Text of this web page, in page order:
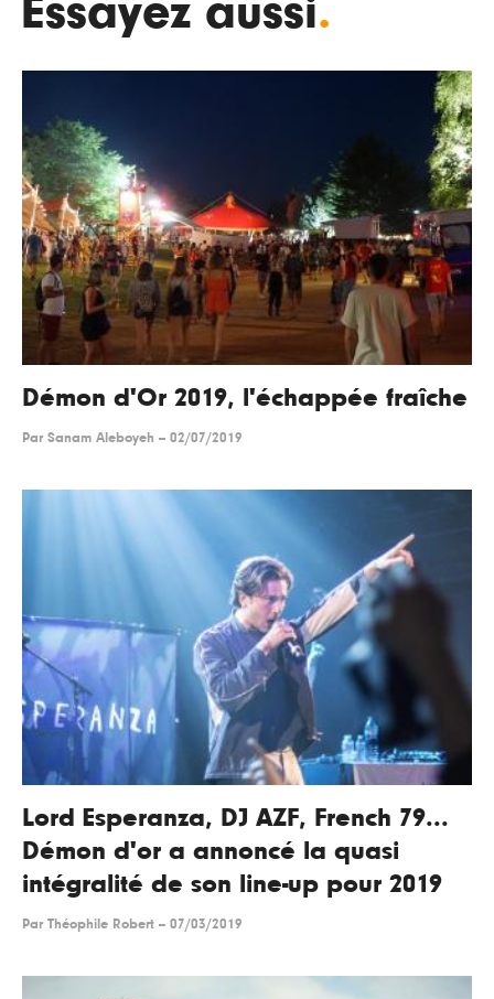
Essayez aussi.
Démon d'Or 2019, l'échappée fraîche
Par Sanam Aleboyeh -- 02/07/2019
Lord Esperanza, DJ AZF, French 79...
Démon d'or a annoncé la quasi
intégralité de son line-up pour 2019
Par Théophile Robert -- 07/03/2019